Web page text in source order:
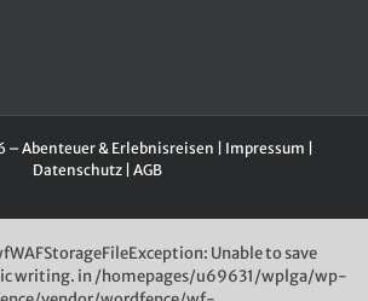
Abenteuer & Erlebnisreisen | Impressum
Datenschutz| AGB
Unable to save
writing. in /homepages/u69631/wplga/wp-